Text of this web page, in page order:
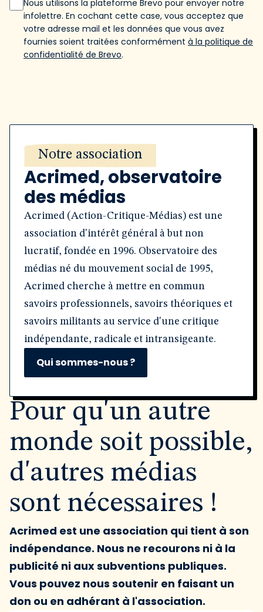
Nous utilisons la plateforme Brevo pour envoyer notre
infolettre. En cochant cette case, vous acceptez que
votre adresse mail et les données que vous avez
fournies soient traitées conformément à la politique de
confidentialité de Brevo.
Notre association
Acrimed, observatoire
des médias
Acrimed (Action-Critique-Médias) est une
association d'intérêt général à but non
lucratif, fondée en 1996. Observatoire des
médias né du mouvement social de 1995,
Acrimed cherche à mettre en commun
savoirs professionnels, savoirs théoriques et
savoirs militants au service d'une critique
indépendante, radicale et intransigeante.
Qui sommes-nous ?
Pour qu'un autre
monde soit possible,
d'autres médias
sont nécessaires !
Acrimed est une association qui tient à son
indépendance. Nous ne recourons ni à la
publicité ni aux subventions publiques.
Vous pouvez nous soutenir en faisant un
don ou en adhérant à l'association.